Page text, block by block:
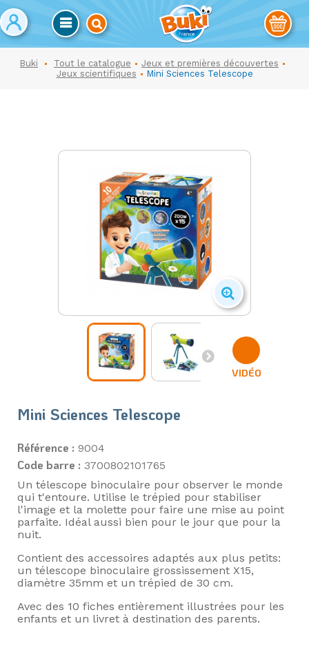
Buki Tout le catalogue
Jeux et premières découvertes
Jeux scientifiques
Mini Sciences Telescope
VIDÉO
Mini Sciences Telescope
Référence : 9004
Code barre : 3700802101765
Un télescope binoculaire pour observer le monde
qui t'entoure. Utilise le trépied pour stabiliser
l'image et la molette pour faire une mise au point
parfaite. Idéal aussi bien pour le jour que pour la
nuit.
Contient des accessoires adaptés aux plus petits:
un télescope binoculaire grossissement X15,
diamètre 35mm et un trépied de 30 cm.
Avec des 10 fiches entièrement illustrées pour les
enfants et un livret à destination des parents.